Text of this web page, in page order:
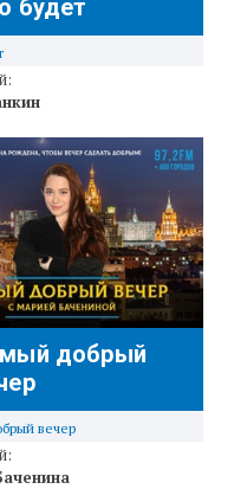
будет
добрый
вечер